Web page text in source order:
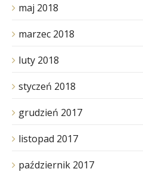
maj 2018
marzec 2018
luty 2018
styczeń 2018
grudzień 2017
listopad 2017
październik 2017